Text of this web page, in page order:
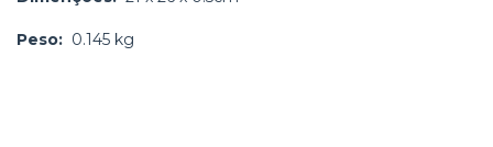
Peso: 0.145 kg